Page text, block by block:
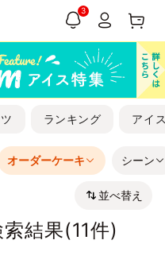
3
ランキング アイ
オーダーケーキ シーン
並べ替え
結果(11件)